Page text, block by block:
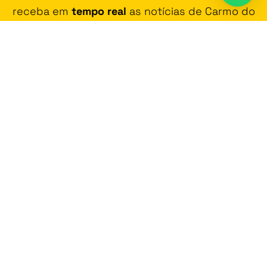
receba em tempo real as notícias de Carmo do